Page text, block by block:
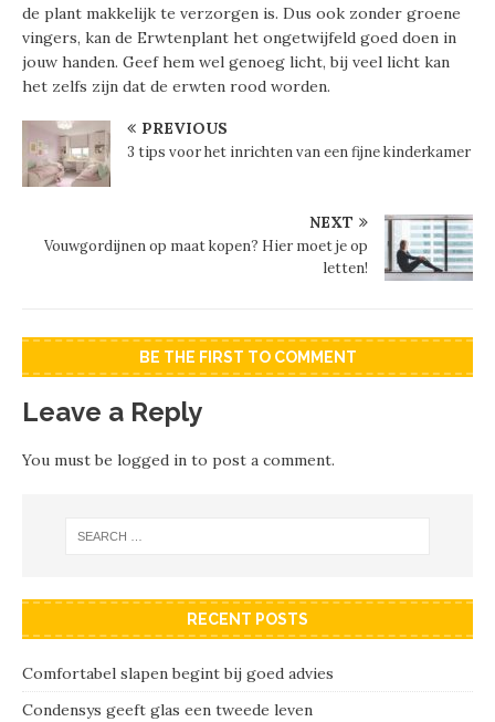
de plant makkelijk te verzorgen is. Dus ook zonder groene
vingers, kan de Erwtenplant het ongetwijfeld goed doen in
jouw handen. Geef hem wel genoeg licht, bij veel licht kan
het zelfs zijn dat de erwten rood worden.
PREVIOUS
3 tips voor het inrichten van een fijne kinderkamer
NEXT
Vouwgordijnen op maat kopen? Hier moet je op
letten!
BE THE FIRST TO COMMENT
Leave a Reply
You must be logged in to post a comment.
RECENT POSTS
Comfortabel slapen begint bij goed advies
Condensys geeft glas een tweede leven